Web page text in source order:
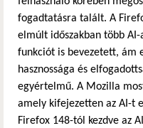
fogadtatásra talált. A
elmúlt időszakban több AI-
funkciót is bevezetett, ám
hasznossága és
egyértelmű. A Mozilla
amely kifejezetten az AI-t
Firefox 148-tól kezdve az